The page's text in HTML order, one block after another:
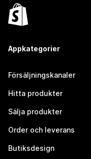
Appkategorier
Försäljningskanaler
Hitta produkter
Sälja produkter
Order och leverans
Butiksdesign